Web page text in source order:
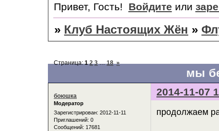
Привет, Гость! Войдите или
» Клуб Настоящих Жён »
мы
Страница:1 2 3 … 18 »
2014-11-07
боюшка
Модератор
Зарегистрирован: 2012-11-11
Приглашений: 0
Сообщений: 17681
продолжаем